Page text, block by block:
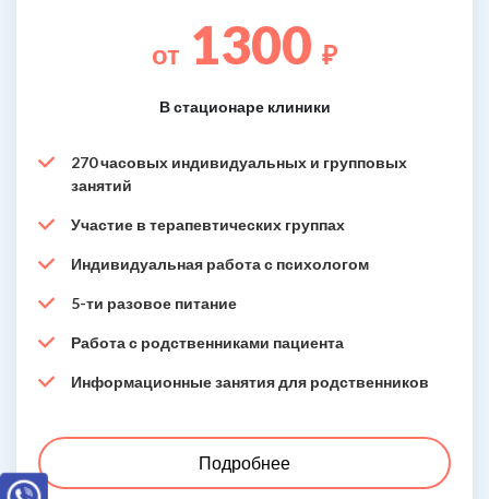
от 1300 ₽
В стационаре клиники
270 часовых индивидуальных и групповых
занятий
Участие в терапевтических группах
Индивидуальная работа с психологом
5-ти разовое питание
Работа с родственниками пациента
Информационные занятия для родственников
Подробнее